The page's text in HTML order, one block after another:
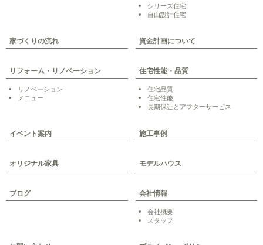
シリーズ住宅
自由設計住宅
家づくりの流れ 資金計画について
リフォーム・リノベーション
リノベーション
メニュー
住宅性能・品質
住宅品質
住宅性能
長期保証とアフターサービス
イベント案内 施工事例
オリジナル家具 モデルハウス
ブログ 会社情報
会社概要
スタッフ